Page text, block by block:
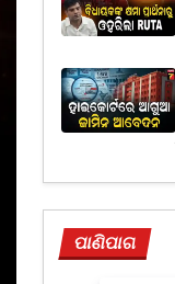
ପାଣିପାଗ